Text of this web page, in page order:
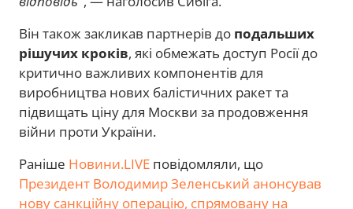
Він також закликав партнерів до подальших
рішучих кроків, які обмежать доступ Росії до
критично важливих компонентів для
виробництва нових балістичних ракет та
підвищать ціну для Москви за продовження
війни проти України.
Раніше Новини.LIVE повідомляли, що
Президент Володимир Зеленський анонсував
нову санкційну операцію, спрямовану на